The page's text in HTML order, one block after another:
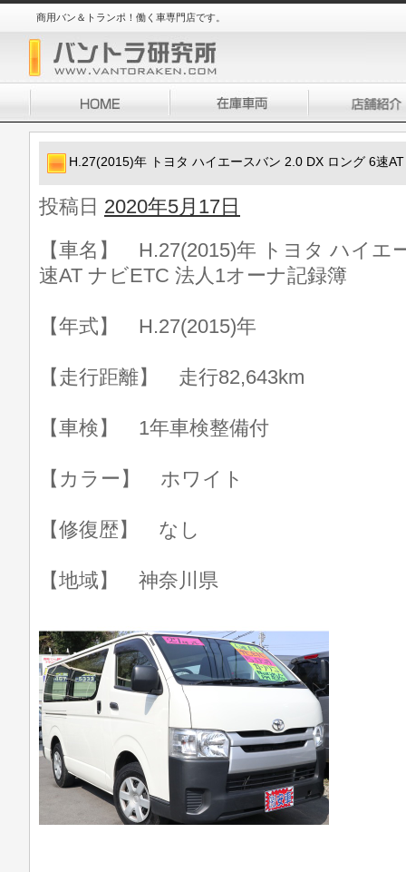
商用バン＆トランポ！働く車専門店です。
H.27(2015)年 トヨタ ハイエースバン 2.0 DX ロング 6速
投稿日 2020年5月17日
【車名】 H.27(2015)年 トヨタ ハイエ
速AT ナビETC 法人1オーナ記録簿
【年式】 H.27(2015)年
【走行距離】 走行82,643km
【車検】 1年車検整備付
【カラー】 ホワイト
【修復歴】 なし
【地域】 神奈川県